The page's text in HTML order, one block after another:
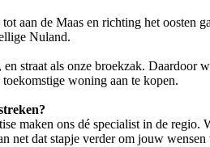
aan de Maas en richting het oosten
Nuland.
straat als onze broekzak. Daardoor
woning aan te kopen.
maken ons dé specialist in de
net dat stapje verder om jouw